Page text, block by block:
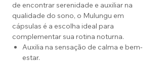
de encontrar serenidade e auxiliar na
qualidade do sono, o Mulungu em
cápsulas é a escolha ideal para
complementar sua rotina noturna.
Auxilia na sensação de calma e bem-
estar.